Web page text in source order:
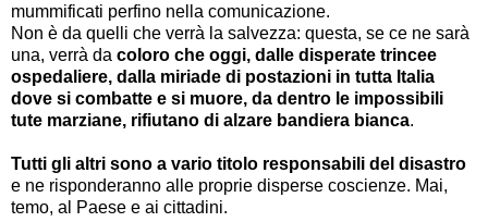
mummificati perfino nella comunicazione.
Non è da quelli che verrà la salvezza: questa, se ce ne sarà
una, verrà da coloro che oggi, dalle disperate trincee
ospedaliere, dalla miriade di postazioni in tutta Italia
dove si combatte e si muore, da dentro le impossibili
tute marziane, rifiutano di alzare bandiera bianca.
Tutti gli altri sono a vario titolo responsabili del disastro
e ne risponderanno alle proprie disperse coscienze. Mai,
temo, al Paese e ai cittadini.